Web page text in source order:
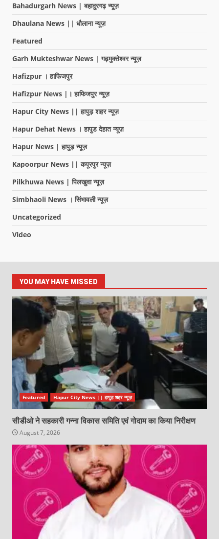
Bahadurgarh News | बहादुरगढ़ न्यूज़
Dhaulana News || धौलाना न्यूज़
Featured
Garh Mukteshwar News | गढ़मुक्तेश्वर न्यूज़
Hafizpur । हाफिजपुर
Hafizpur News |। हाफिजपुर न्यूज़
Hapur City News || हापुड़ शहर न्यूज़
Hapur Dehat News । हापुड देहात न्यूज़
Hapur News | हापुड़ न्यूज़
Kapoorpur News || कपूरपुर न्यूज़
Pilkhuwa News | पिलखुवा न्यूज़
Simbhaoli News । सिंभावली न्यूज़
Uncategorized
Video
YOU MAY HAVE MISSED
Featured Hapur City News || हापुड़ शहर न्यूज़
सीडीओ ने सहकारी गन्ना विकास समिति एवं गोदाम का किया निरीक्षण
August 7, 2026